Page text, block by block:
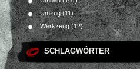
Umzug(11)
Werkzeug(12)
SCHLAGWÖRTER